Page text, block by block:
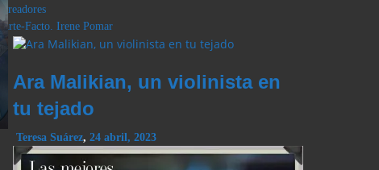
Creadores
Arte-Facto. Irene Pomar
Ara Malikian, un violinista en
tu tejado
Teresa Suárez, 24 abril, 2023